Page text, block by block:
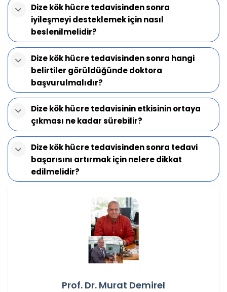
Dize kök hücre tedavisinden sonra
iyileşmeyi desteklemek için nasıl
beslenilmelidir?
Dize kök hücre tedavisinden sonra hangi
belirtiler görüldüğünde doktora
başvurulmalıdır?
Dize kök hücre tedavisinin etkisinin ortaya
çıkması ne kadar sürebilir?
Dize kök hücre tedavisinden sonra tedavi
başarısını artırmak için nelere dikkat
edilmelidir?
Prof. Dr. Murat Demirel